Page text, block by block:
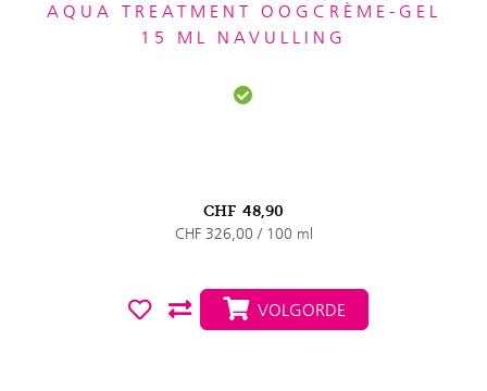
AQUA TREATMENT OOGCRÈME-GEL
15 ML NAVULLING
CHF 48,90
CHF 326,00 / 100 ml
VOLGORDE